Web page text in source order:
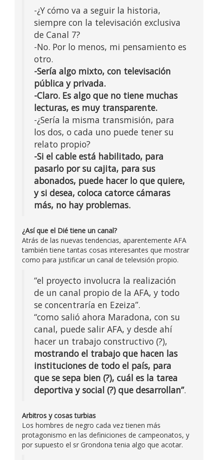
-¿Y cómo va a seguir la historia,
siempre con la televisación exclusiva
de Canal 7?
-No. Por lo menos, mi pensamiento es
otro.
-Sería algo mixto, con televisación
pública y privada.
-Claro. Es algo que no tiene muchas
lecturas, es muy transparente.
-¿Sería la misma transmisión, para
los dos, o cada uno puede tener su
relato propio?
-Si el cable está habilitado, para
pasarlo por su cajita, para sus
abonados, puede hacer lo que quiere,
y si desea, coloca catorce cámaras
más, no hay problemas.
¿Así que el Dié tiene un canal?
Atrás de las nuevas tendencias, aparentemente AFA
también tiene tantas cosas interesantes que mostrar
como para justificar un canal de televisión propio.
“el proyecto involucra la realización
de un canal propio de la AFA, y todo
se concentraría en Ezeiza”.
“como salió ahora Maradona, con su
canal, puede salir AFA, y desde ahí
hacer un trabajo constructivo (?),
mostrando el trabajo que hacen las
instituciones de todo el país, para
que se sepa bien (?), cuál es la tarea
deportiva y social (?) que desarrollan”.
Arbitros y cosas turbias
Los hombres de negro cada vez tienen más
protagonismo en las definiciones de campeonatos, y
por supuesto el sr Grondona tenia algo que acotar.